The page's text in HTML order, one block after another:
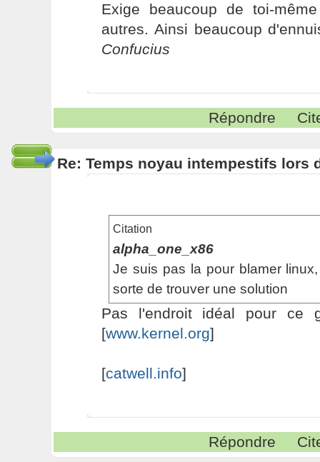
Exige beaucoup de toi-
autres. Ainsi beaucoup
Confucius
Répondre
Re: Temps noyau intempestifs lors
Citation
alpha_one_x86
Je suis pas la pour blamer
sorte de trouver une solution
Pas l'endroit idéal pour ce
[www.kernel.org]
[catwell.info]
Répondre